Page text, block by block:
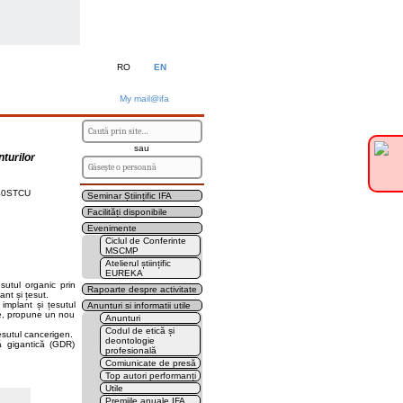
RO EN
My mail@ifa
sau
Seminar Științific IFA
Facilități disponibile
Evenimente
Ciclul de Conferinte
MSCMP
Atelierul științific
EUREKA
Rapoarte despre activitate
Anunturi si informatii utile
Anunturi
Codul de etică și
deontologie
profesională
Comiunicate de presă
Top autori performanți
Utile
Premiile anuale IFA
organic prin
și țesut.
și țesutul
propune un nou
cancerigen.
gigantică (GDR)